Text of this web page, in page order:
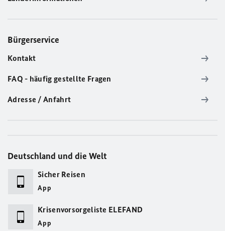
Bürgerservice
Kontakt
FAQ - häufig gestellte Fragen
Adresse / Anfahrt
Deutschland und die Welt
Sicher Reisen
App
Krisenvorsorgeliste ELEFAND
App